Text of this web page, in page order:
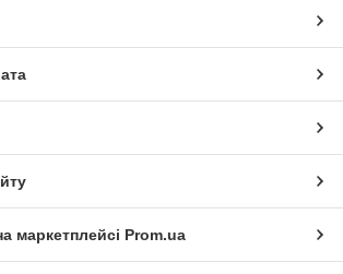
маркетплейсі Prom.ua